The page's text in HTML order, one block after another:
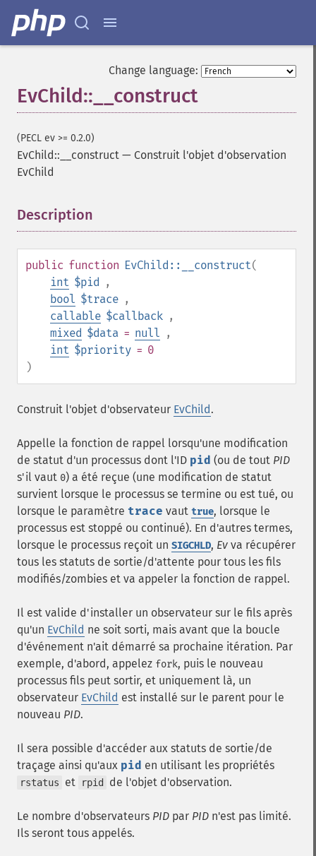
Change language:
EvChild::__construct
(PECL ev >= 0.2.0)
EvChild::__construct — Construit l'objet d'observation
EvChild
Description
public function EvChild::__construct(
int $pid ,
bool $trace ,
callable $callback ,
mixed $data = null ,
int $priority = 0
)
Construit l'objet d'observateur EvChild.
Appelle la fonction de rappel lorsqu'une modification
de statut d'un processus dont l'ID pid (ou de tout PID
s'il vaut 0) a été reçue (une modification de statut
survient lorsque le processus se termine ou est tué, ou
lorsque le paramètre trace vaut true, lorsque le
processus est stoppé ou continué). En d'autres termes,
lorsque le processus reçoit un SIGCHLD, Ev va récupérer
tous les statuts de sortie/d'attente pour tous les fils
modifiés/zombies et va appeler la fonction de rappel.
Il est valide d'installer un observateur sur le fils après
qu'un EvChild ne soit sorti, mais avant que la boucle
d'événement n'ait démarré sa prochaine itération. Par
exemple, d'abord, appelez fork, puis le nouveau
processus fils peut sortir, et uniquement là, un
observateur EvChild est installé sur le parent pour le
nouveau PID.
Il sera possible d'accéder aux statuts de sortie/de
traçage ainsi qu'aux pid en utilisant les propriétés
rstatus et rpid de l'objet d'observation.
Le nombre d'observateurs PID par PID n'est pas limité.
Ils seront tous appelés.